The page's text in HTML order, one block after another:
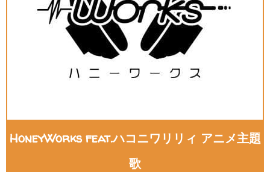
HoneyWorks feat.ハコニワリリィ アニメ主題
歌